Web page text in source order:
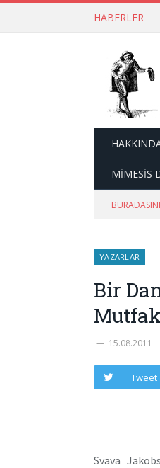
HABERLER
MİMESİS
YAZARLAR
Bir
15.08.2011
Tweet
Svava